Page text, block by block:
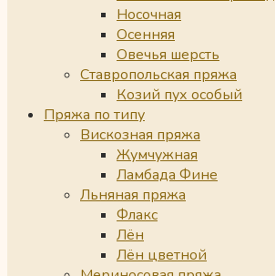
Носочная
Осенняя
Овечья шерсть
Ставропольская пряжа
Козий пух особый
Пряжа по типу
Вискозная пряжа
Жумчужная
Ламбада Фине
Льняная пряжа
Флакс
Лён
Лён цветной